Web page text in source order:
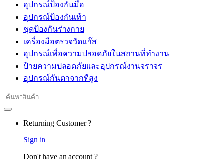
อุปกรณ์ป้องกันมือ
อุปกรณ์ป้องกันเท้า
ชุดป้องกันร่างกาย
เครื่องมือตรวจวัดแก๊ส
อุปกรณ์เพื่อความปลอดภัยในสถานที่ทำงาน
ป้ายความปลอดภัยและอุปกรณ์งานจราจร
อุปกรณ์กันตกจากที่สูง
Search
for:
Returning Customer ?
Sign in
Don't have an account ?